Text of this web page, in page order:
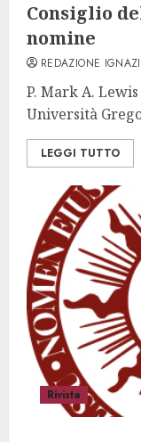
Consiglio
nomine
REDAZIONE
P. Mark A.
Università
LEGGI TUTTO
Rivista